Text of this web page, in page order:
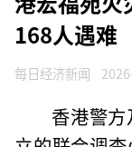
168人遇难
每日经济新闻
香港警